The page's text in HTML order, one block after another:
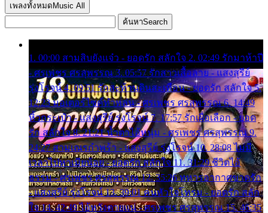
เพลงทั้งหมด Music All
ค้นหาSearch
1. 00:00 สามสิบยังแจ๋ว - ยอดรัก สลักใจ 2. 02:49 รักมาห้าปี
- ศรเพชร ศรสุพรรณ 3. 05:57 รักสาวเสื้อลาย - แสงสุรีย์
รุ่งโรจน์ 4. 09:51 รักสะท้านดินสะเทือน - ยอดรัก สลักใจ 5.
12:23 มอเตอร์ไซค์ทำหล่น - ศรเพชร ศรสุพรรณ 6. 14:49
หิ้วกระเป๋า - แสงสุรีย์ รุ่งโรจน์ 7. 17:57 รักเผื่อเลือก - ยอด
รัก สลักใจ 8. 21:21 น้ำตาไอ้หนุ่ม - ศรเพชร ศรสุพรรณ 9.
24:27 สามเณรกำพร้า - แสงสุรีย์ รุ่งโรจน์ 10. 28:08 ไม่มี
เวลาไปหาเมียน้อย - ยอดรัก สลักใจ 11. 31:29 ชีวิตไอ้
ธรรม - ศรเพชร ศรสุพรรณ 12. 35:26 ทหารอากาศขาดรัก
- แสงสุรีย์ รุ่งโรจน์ 13. 39:01 คนหัวใจโทรม - ยอดรัก สลัก
ใจ 14. 42:49 ไอ้หวังตายแน่ - ศรเพชร ศรสุพรรณ 15. 46:35